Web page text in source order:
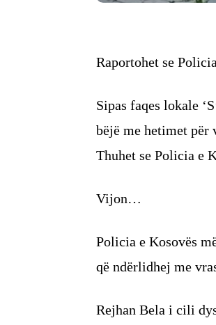
Raportohet se
Sipas faqes lokale
bëjë me hetimet për
Thuhet se Policia e
Vijon…
Policia e Kosovës
që ndërlidhej me
Rejhan Bela i cili